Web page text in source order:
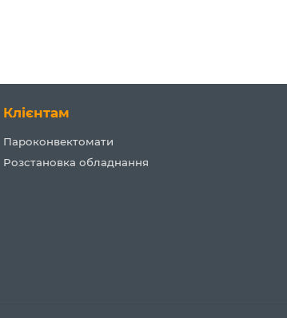
Клієнтам
Пароконвектомати
Розстановка обладнання